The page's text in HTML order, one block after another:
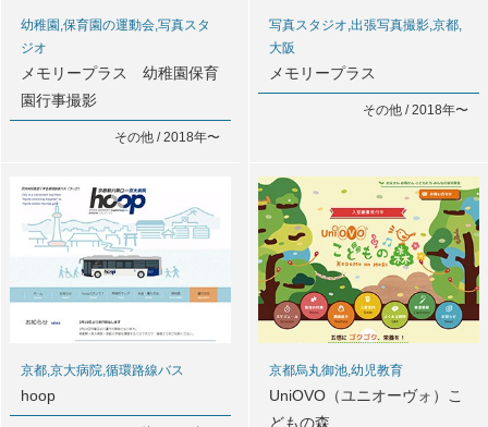
幼稚園,保育園の運動会,写真スタ
ジオ
メモリープラス 幼稚園保育
園行事撮影
その他 / 2018年〜
写真スタジオ,出張写真撮影,京都,
大阪
メモリープラス
その他 / 2018年〜
京都,京大病院,循環路線バス
hoop
京都烏丸御池,幼児教育
UniOVO（ユニオーヴォ）こ
どもの森